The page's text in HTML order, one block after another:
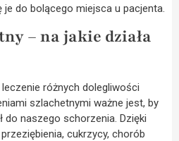
je do bolącego miejsca u pacjenta.
– na jakie działa
różnych dolegliwości
szlachetnymi ważne jest, by
do naszego schorzenia. Dzięki
cukrzycy, chorób